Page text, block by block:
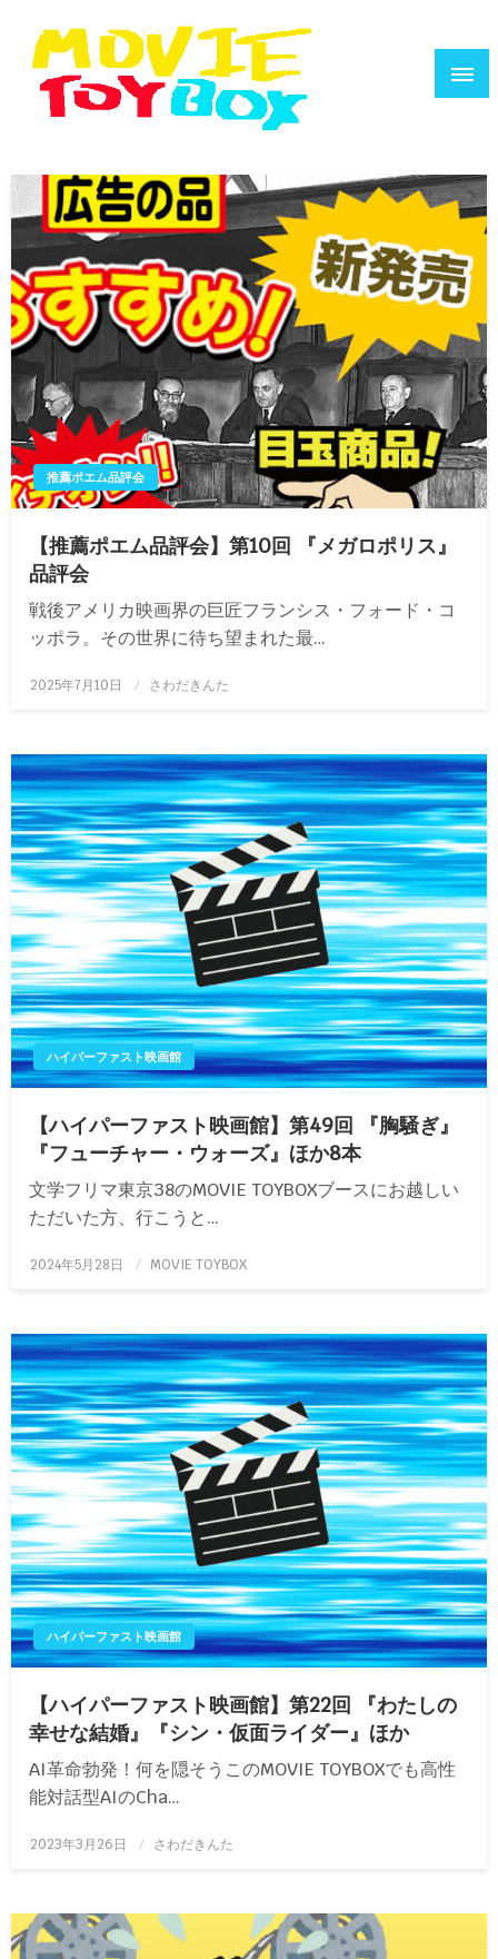
ス
ッ
プ
推薦ポエム品評会
【推薦ポエム品評会】第10回 『メガロポリス』
品評会
戦後アメリカ映画界の巨匠フランシス・フォード・コ
ッポラ。その世界に待ち望まれた最…
投
2025年7月10日 さわだきんた
ハイパーファスト映画館
【ハイパーファスト映画館】第49回 『胸騒ぎ』
『フューチャー・ウォーズ』ほか8本
文学フリマ東京38のMOVIE TOYBOXブースにお越しい
ただいた方、行こうと…
投
2024年5月28日 MOVIE TOYBOX
ハイパーファスト映画館
【ハイパーファスト映画館】第22回 『わたしの
幸せな結婚』『シン・仮面ライダー』ほか
AI革命勃発！何を隠そうこのMOVIE TOYBOXでも高性
能対話型AIのCha…
投
2023年3月26日 さわだきんた